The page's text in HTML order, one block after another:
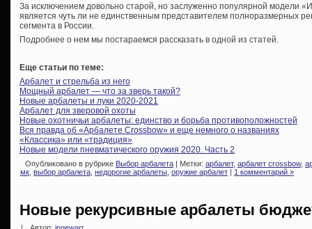
За исключением довольно старой, но заслуженно популярной модели
является чуть ли не единственным представителем полноразмерных
сегмента в России.
Подробнее о нем мы постараемся рассказать в одной из статей.
Еще статьи по теме:
Арбалет и стрельба из него
Мощный арбалет — что за зверь такой?
Новые арбалеты и луки 2020-2021
Арбалет для зверовой охоты
Новые охотничьи арбалеты: единство и борьба противоположностей
Вся правда об «Арбалете Crossbow» и еще немного о названиях
«Классика» или «традиция»
Новые модели пневматического оружия 2020. Часть 2
Опубликовано в рубрике Выбор арбалета | Метки: арбалет, арбалет crossbow,
мк выбор арбалета недорогие арбалеты оружие арбалет | 1 комментарий »
Новые рекурсивные арбалеты